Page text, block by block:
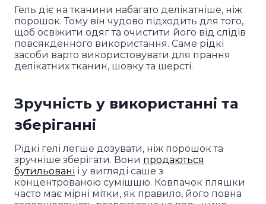
Гель діє на тканини набагато делікатніше, ніж
порошок. Тому він чудово підходить для того,
щоб освіжити одяг та очистити його від слідів
повсякденного використання. Саме рідкі
засоби варто використовувати для прання
делікатних тканин, шовку та шерсті.
Зручність у використанні та
зберіганні
Рідкі гелі легше дозувати, ніж порошок та
зручніше зберігати. Вони продаються
бутильовані і у вигляді саше з
концентрованою сумішшю. Ковпачок пляшки
часто має мірні мітки, як правило, його повна